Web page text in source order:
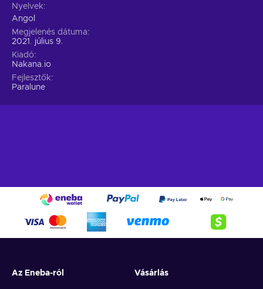
Nyelvek
Angol
Megjelenés dátuma
2021. július 9.
Kiadó
Nakana.io
Fejlesztők
Paralune
Az Eneba-ról Vásárlás